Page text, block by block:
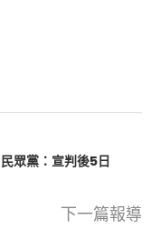
眾黨：宣判後5日
下一篇報導